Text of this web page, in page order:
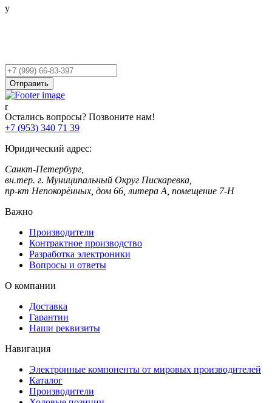
Ваш
телефон
Отправить
Остались вопросы? Позвоните нам!
+7 (953) 340 71 39
Юридический адрес:
Санкт-Петербург,
вн.тер. г. Муниципальный Округ Пискаревка,
пр-кт Непокорённых, дом 66, литера А, помещение 7-Н
Важно
Производители
Контрактное производство
Разработка электроники
Вопросы и ответы
О компании
Доставка
Гарантии
Наши реквизиты
Навигация
Электронные компоненты от мировых производителей
Каталог
Производители